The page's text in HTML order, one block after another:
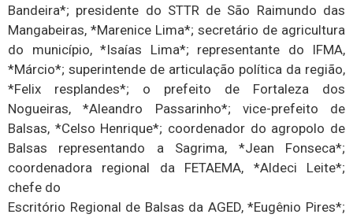
Bandeira*; presidente do STTR de São Raimundo das
Mangabeiras, *Marenice Lima*; secretário de agricultura
do município, *Isaías Lima*; representante do IFMA,
*Márcio*; superintende de articulação política da região,
*Felix resplandes*; o prefeito de Fortaleza dos
Nogueiras, *Aleandro Passarinho*; vice-prefeito de
Balsas, *Celso Henrique*; coordenador do agropolo de
Balsas representando a Sagrima, *Jean Fonseca*;
coordenadora regional da FETAEMA, *Aldeci Leite*;
chefe do
Escritório Regional de Balsas da AGED, *Eugênio Pires*;